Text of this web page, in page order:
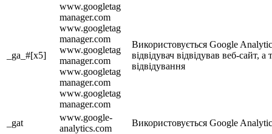
_ga_#[x5]
www.googletag
manager.com
www.googletag
manager.com
www.googletag
manager.com
www.googletag
manager.com
www.googletag
manager.com
Використовується Google
відвідувач відвідував веб-сайт,
відвідування
_gat
www.google-
analytics.com
Використовується Google